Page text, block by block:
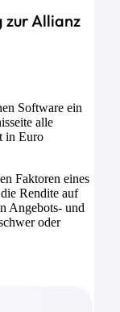
zur Allianz
Software ein
alle
in Euro
Faktoren eines
Rendite auf
Angebots- und
oder